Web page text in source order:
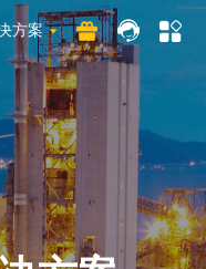
方案